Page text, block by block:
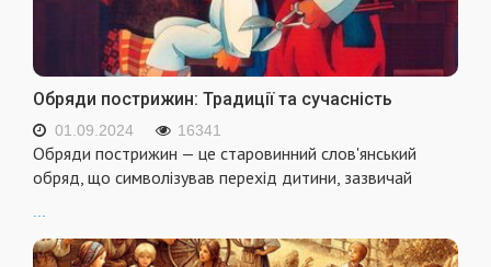
Обряди пострижин: Традиції та сучасність
01.09.2024 16341
Обряди пострижин — це старовинний слов'янський
обряд, що символізував перехід дитини, зазвичай
...